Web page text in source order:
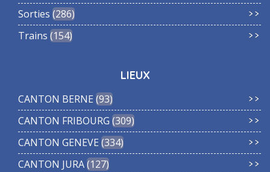
Sorties 286
Trains 154
LIEUX
CANTON BERNE 93
CANTON FRIBOURG 309
CANTON GENEVE 334
CANTON JURA 127